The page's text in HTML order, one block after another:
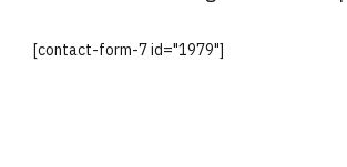
[contact-form-7 id="1979"]